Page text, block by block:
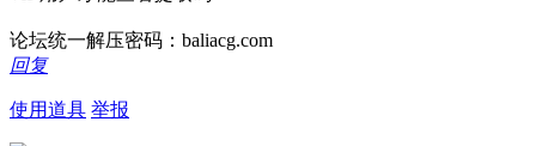
论坛统一解压密码：baliacg.com
回复
使用道具 举报